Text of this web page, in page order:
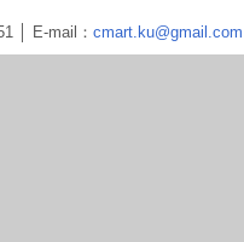
│ E-mail： cmart.ku@gmail.com